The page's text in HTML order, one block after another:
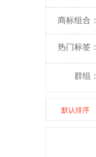
商标组合：
热门标签：
群组：
默认排序